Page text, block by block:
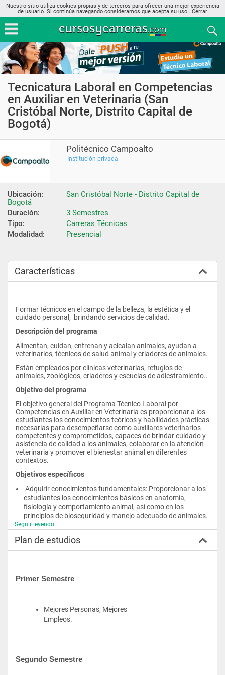
Nuestro sitio utiliza cookies propias y de terceros para ofrecer una mejor experiencia
de usuario. Si continúa navegando consideramos que acepta su uso.. Cerrar
Tecnicatura Laboral en Competencias
en Auxiliar en Veterinaria (San
Cristóbal Norte, Distrito Capital de
Bogotá)
Politécnico Campoalto
Institución privada
Ubicación:
San Cristóbal Norte - Distrito Capital de
Bogotá
Duración:
3 Semestres
Tipo:
Carreras Técnicas
Modalidad:
Presencial
Características
Formar técnicos en el campo de la belleza, la estética y el
cuidado personal,  brindando servicios de calidad.
Descripción del programa
Alimentan, cuidan, entrenan y acicalan animales, ayudan a
veterinarios, técnicos de salud animal y criadores de animales.
Están empleados por clínicas veterinarias, refugios de
animales, zoológicos, criaderos y escuelas de adiestramiento..
Objetivo del programa
El objetivo general del Programa Técnico Laboral por
Competencias en Auxiliar en Veterinaria es proporcionar a los
estudiantes los conocimientos teóricos y habilidades prácticas
necesarias para desempeñarse como auxiliares veterinarios
competentes y comprometidos, capaces de brindar cuidado y
asistencia de calidad a los animales, colaborar en la atención
veterinaria y promover el bienestar animal en diferentes
contextos.
Objetivos específicos
estudiantes los conocimientos básicos en anatomía,
fisiología y comportamiento animal, así como en los
Desarrollar habilidades técnicas: Capacitar a los
animales, administración de medicamentos, primeros
auxilios, toma de muestras y otros procedimientos básicos
los estudiantes con las enfermedades comunes en animales
práctica veterinaria.
estudiantes para asistir a veterinarios en procedimientos
Comunicación y atención al cliente: Desarrollar habilidades
Seguir leyendo
Plan de estudios
Primer Semestre
Mejores Personas, Mejores
Empleos.
Segundo Semestre